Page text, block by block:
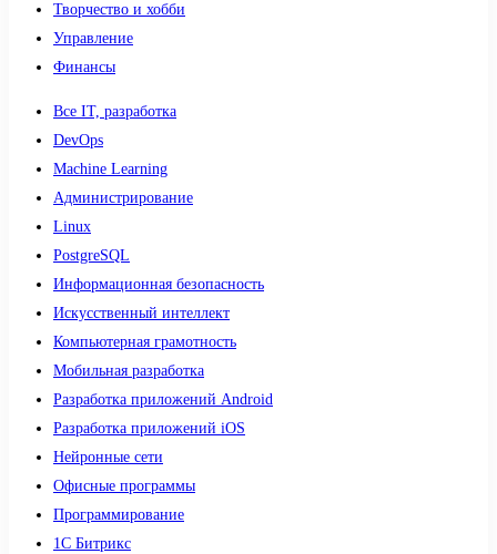
Творчество и хобби
Управление
Финансы
Все IT, разработка
DevOps
Machine Learning
Администрирование
Linux
PostgreSQL
Информационная безопасность
Искусственный интеллект
Компьютерная грамотность
Мобильная разработка
Разработка приложений Android
Разработка приложений iOS
Нейронные сети
Офисные программы
Программирование
1С Битрикс